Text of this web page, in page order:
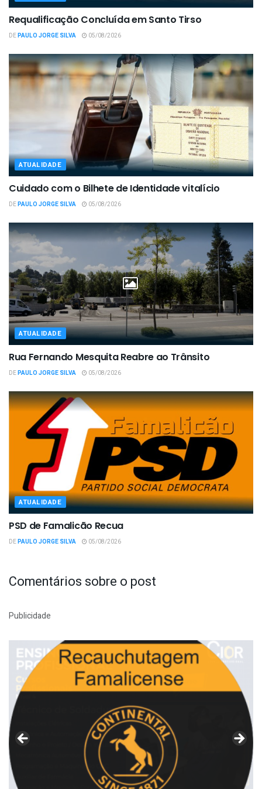
Requalificação Concluída em Santo Tirso
DEPAULO JORGE SILVA 05/08/2026
ATUALIDADE
Cuidado com o Bilhete de Identidade vitalício
DEPAULO JORGE SILVA 05/08/2026
ATUALIDADE
Rua Fernando Mesquita Reabre ao Trânsito
DEPAULO JORGE SILVA 05/08/2026
ATUALIDADE
PSD de Famalicão Recua
DEPAULO JORGE SILVA 05/08/2026
Comentários sobre o post
Publicidade